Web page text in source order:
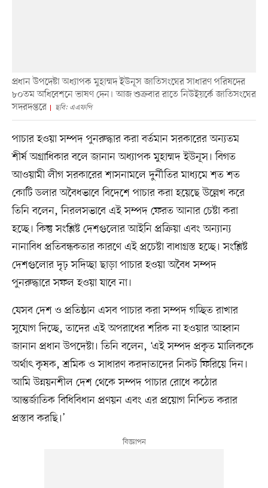
প্রধান উপদেষ্টা অধ্যাপক মুহাম্মদ ইউনূস জাতিসংঘের সাধারণ পরিষদের
৮০তম অধিবেশনে ভাষণ দেন। আজ শুক্রবার রাতে নিউইয়র্কে জাতিসংঘের
সদরদপ্তরে
ছবি: এএফপি
পাচার হওয়া সম্পদ পুনরুদ্ধার করা বর্তমান সরকারের অন্যতম
শীর্ষ অগ্রাধিকার বলে জানান অধ্যাপক মুহাম্মদ ইউনূস। বিগত
আওয়ামী লীগ সরকারের শাসনামলে দুর্নীতির মাধ্যমে শত শত
কোটি ডলার অবৈধভাবে বিদেশে পাচার করা হয়েছে উল্লেখ করে
তিনি বলেন, নিরলসভাবে এই সম্পদ ফেরত আনার চেষ্টা করা
হচ্ছে। কিন্তু সংশ্লিষ্ট দেশগুলোর আইনি প্রক্রিয়া এবং অন্যান্য
নানাবিধ প্রতিবন্ধকতার কারণে এই প্রচেষ্টা বাধাগ্রস্ত হচ্ছে। সংশ্লিষ্ট
দেশগুলোর দৃঢ় সদিচ্ছা ছাড়া পাচার হওয়া অবৈধ সম্পদ
পুনরুদ্ধারে সফল হওয়া যাবে না।
যেসব দেশ ও প্রতিষ্ঠান এসব পাচার করা সম্পদ গচ্ছিত রাখার
সুযোগ দিচ্ছে, তাদের এই অপরাধের শরিক না হওয়ার আহ্বান
জানান প্রধান উপদেষ্টা। তিনি বলেন, ‘এই সম্পদ প্রকৃত মালিককে
অর্থাৎ কৃষক, শ্রমিক ও সাধারণ করদাতাদের নিকট ফিরিয়ে দিন।
আমি উন্নয়নশীল দেশ থেকে সম্পদ পাচার রোধে কঠোর
আন্তর্জাতিক বিধিবিধান প্রণয়ন এবং এর প্রয়োগ নিশ্চিত করার
প্রস্তাব করছি।’